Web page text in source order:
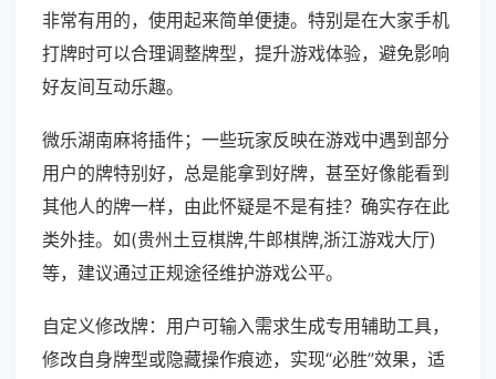
非常有用的，使用起来简单便捷。特别是在大家手机
打牌时可以合理调整牌型，提升游戏体验，避免影响
好友间互动乐趣。
微乐湖南麻将插件；一些玩家反映在游戏中遇到部分
用户的牌特别好，总是能拿到好牌，甚至好像能看到
其他人的牌一样，由此怀疑是不是有挂？确实存在此
类外挂。如(贵州土豆棋牌,牛郎棋牌,浙江游戏大厅)
等，建议通过正规途径维护游戏公平。
自定义修改牌：用户可输入需求生成专用辅助工具，
修改自身牌型或隐藏操作痕迹，实现“必胜”效果，适